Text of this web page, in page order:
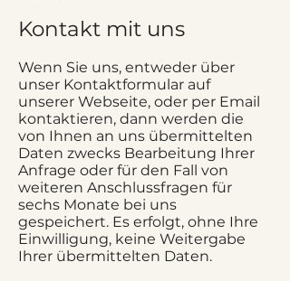
Kontakt mit uns
Wenn Sie uns, entweder über
unser Kontaktformular auf
unserer Webseite, oder per Email
kontaktieren, dann werden die
von Ihnen an uns übermittelten
Daten zwecks Bearbeitung Ihrer
Anfrage oder für den Fall von
weiteren Anschlussfragen für
sechs Monate bei uns
gespeichert. Es erfolgt, ohne Ihre
Einwilligung, keine Weitergabe
Ihrer übermittelten Daten.